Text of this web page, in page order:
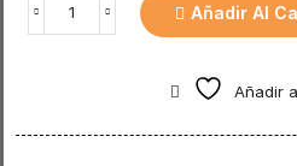
Añadir Al
Añadir